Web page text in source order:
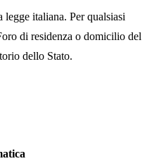
italiana. Per qualsiasi
di residenza o domicilio del
dello Stato.